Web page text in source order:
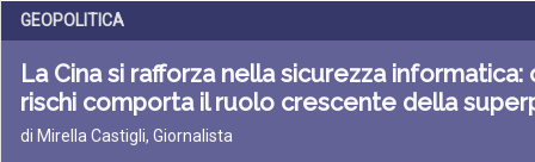
GEOPOLITICA
La Cina si rafforza nella sicurezza informatica:
rischi comporta il ruolo crescente della
di Mirella Castigli, Giornalista